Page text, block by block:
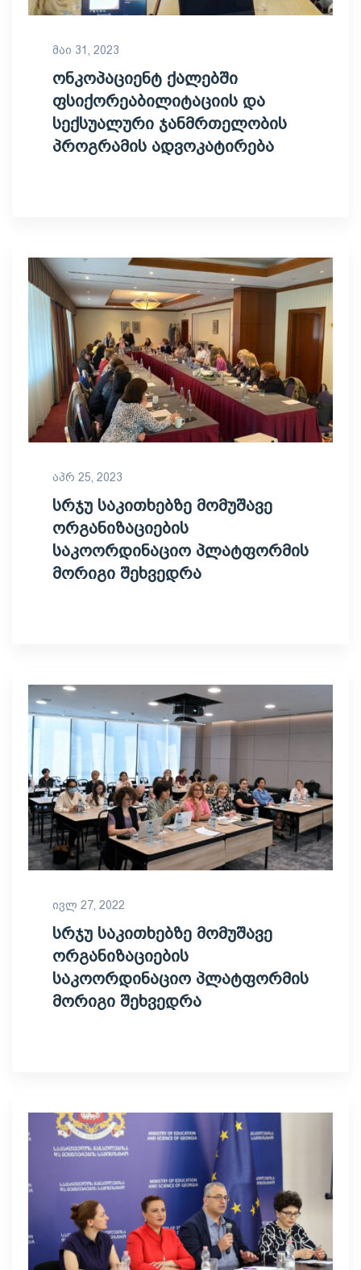
მაი 31, 2023
ონკოპაციენტ ქალებში
ფსიქორეაბილიტაციის და
სექსუალური ჯანმრთელობის
პროგრამის ადვოკატირება
აპრ 25, 2023
სრჯუ საკითხებზე მომუშავე
ორგანიზაციების
საკოორდინაციო პლატფორმის
მორიგი შეხვედრა
ივლ 27, 2022
სრჯუ საკითხებზე მომუშავე
ორგანიზაციების
საკოორდინაციო პლატფორმის
მორიგი შეხვედრა